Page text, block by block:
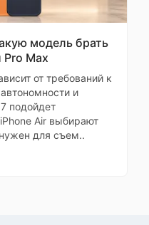
Android
Android 15
было
но
модель брать
Max
от требований к
и
подойдет
Air выбирают
для съем..